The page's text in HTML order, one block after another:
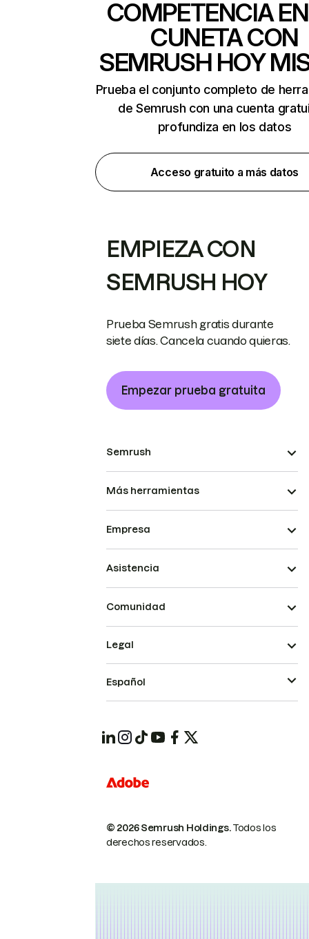
COMPETENCIA
CUNETA CON
SEMRUSH HOY
Prueba el conjunto completo de
de Semrush con una cuenta
profundiza en los datos
Acceso gratuito a más datos
EMPIEZA CON
SEMRUSH HOY
Prueba Semrush gratis durante
siete días. Cancela cuando quieras.
Empezar prueba gratuita
Semrush
Más herramientas
Empresa
Asistencia
Comunidad
© 2026 Semrush Holdings.Todos los
derechos reservados.
Legal
Español